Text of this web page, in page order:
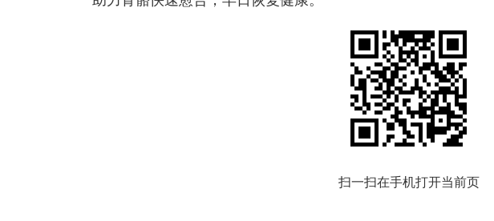
扫一扫在手机打开当前页